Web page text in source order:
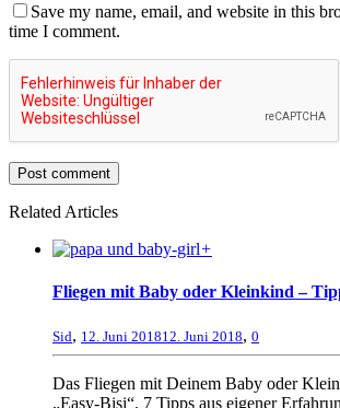
Save my name, email, and website in this
time I comment.
Related Articles
+
Fliegen mit Baby oder Kleinkind –
Sid, 12. Juni 201812. Juni 2018, 0
Das Fliegen mit Deinem Baby oder
„Easy-Bisi“. 7 Tipps aus eigener